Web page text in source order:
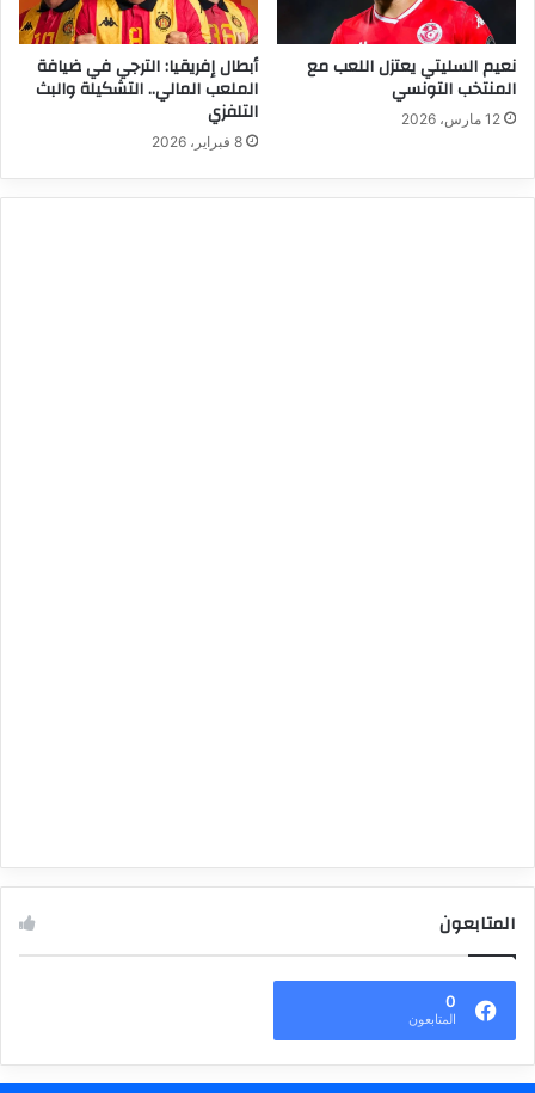
نعيم السليتي يعتزل اللعب مع
المنتخب التونسي
12 مارس، 2026
أبطال إفريقيا: الترجي في ضيافة
الملعب المالي.. التشكيلة والبث
التلفزي
8 فبراير، 2026
المتابعون
0
المتابعون